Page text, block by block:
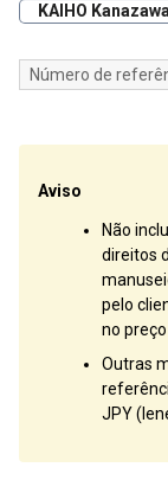
KAIHO
Número de
Aviso
Não
direitos
pelo
no
Outras
JPY